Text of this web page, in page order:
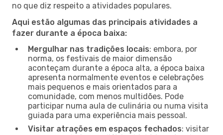
no que diz respeito a atividades populares.
Aqui estão algumas das principais atividades a
fazer durante a época baixa:
Mergulhar nas tradições locais: embora, por
norma, os festivais de maior dimensão
aconteçam durante a época alta, a época baixa
apresenta normalmente eventos e celebrações
mais pequenos e mais orientados para a
comunidade, com menos multidões. Pode
participar numa aula de culinária ou numa visita
guiada para uma experiência mais pessoal.
Visitar atrações em espaços fechados: visitar